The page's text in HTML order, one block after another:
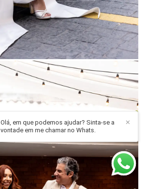
✕
Olá, em que podemos ajudar? Sinta-se a
vontade em me chamar no Whats.